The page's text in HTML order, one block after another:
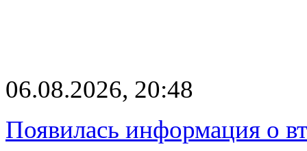
06.08.2026, 20:48
Появилась информация о